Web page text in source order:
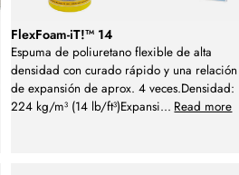
FlexFoam-iT!™ 14
Espuma de poliuretano flexible de alta
densidad con curado rápido y una relación
de expansión de aprox. 4 veces.Densidad:
224 kg/m³ (14 lb/ft³)Expansi... Read more